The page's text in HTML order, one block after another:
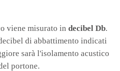
viene misurato in decibel Db.
di abbattimento indicati
sarà l'isolamento acustico
portone.